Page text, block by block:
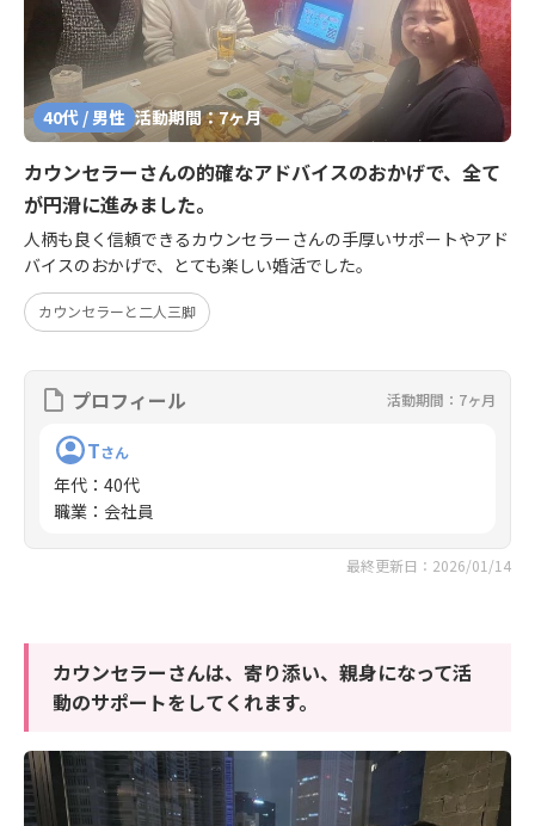
40代 / 男性 活動期間：7ヶ月
カウンセラーさんの的確なアドバイスのおかげで、全て
が円滑に進みました。
人柄も良く信頼できるカウンセラーさんの手厚いサポートやアド
バイスのおかげで、とても楽しい婚活でした。
カウンセラーと二人三脚
プロフィール 活動期間：7ヶ月
Tさん
年代 ： 40代
職業 ： 会社員
最終更新日：2026/01/14
カウンセラーさんは、寄り添い、親身になって活
動のサポートをしてくれます。